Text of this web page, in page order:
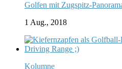
Golfen mit Zugspitz-
1 Aug., 2018
Kolumne